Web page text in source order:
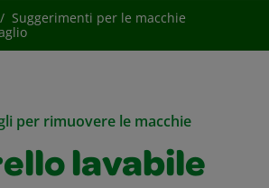
Suggerimenti per le macchie
per rimuovere le macchie
lavabile